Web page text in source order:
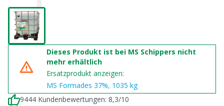
Dieses Produkt ist bei MS Schippers nicht
mehr erhältlich
Ersatzprodukt anzeigen:
MS Formades 37%, 1035 kg
9444 Kundenbewertungen: 8,3/10